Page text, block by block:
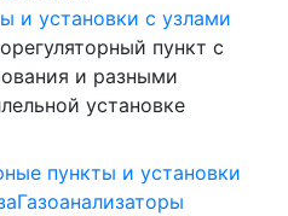
и установки с узлами
пункт с
и разными
установке
пункты и установки
Газоанализаторы